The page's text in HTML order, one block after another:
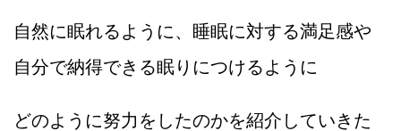
自然に眠れるように、睡眠に対する満足感や
自分で納得できる眠りにつけるように
どのように努力をしたのかを紹介していきた